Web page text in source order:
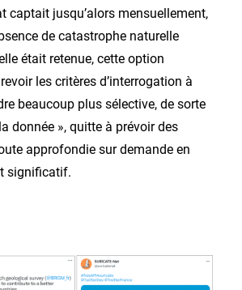
captait jusqu’alors mensuellement,
de catastrophe naturelle
était retenue, cette option
les critères d’interrogation à
beaucoup plus sélective, de sorte
donnée », quitte à prévoir des
approfondie sur demande en
significatif.